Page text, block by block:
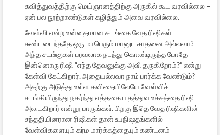
கவித்துவத்திற்கு மெய்ஞானத்திற்கு அருகில் கூட வரவில்லை –
ஏன் பல நூற்றாண்டுகள் கழித்தும் அவை வரவில்லை.
வேள்வி என்ற உன்னதமான சடங்கை வேத ரிஷிகள்
கண்டடைந்ததே ஒரு மாபெரும் மானுட சாதனை அல்லவா?
அந்த சடங்குகள் பரவலாக நடந்து கொண்டிருந்த போதே
இன்னொரு ரிஷி “எந்த தேவனுக்கு அவி தருகிறோம்?” என்று
கேள்வி கேட்கிறார். அதையல்லவா நாம் பார்க்க வேண்டும்?
அதற்கு அடுத்து உள்ள கவிதையிலேயே வேள்விச்
சடங்கியிருந்து நகர்ந்து எத்தகைய தத்துவ உச்சத்தை ரிஷி
அடைகிறார் என்றூ பாருங்கள். பிறகு இதெ வேத ரிஷிகளின்
சந்ததியினரான ரிஷிகள் தான் உபநிஷதங்களில்
வேள்விகளையும் கர்ம மார்க்கத்தையும் கண்டனம்